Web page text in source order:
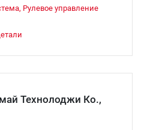
Рулевое управление
Технолоджи Ко.,